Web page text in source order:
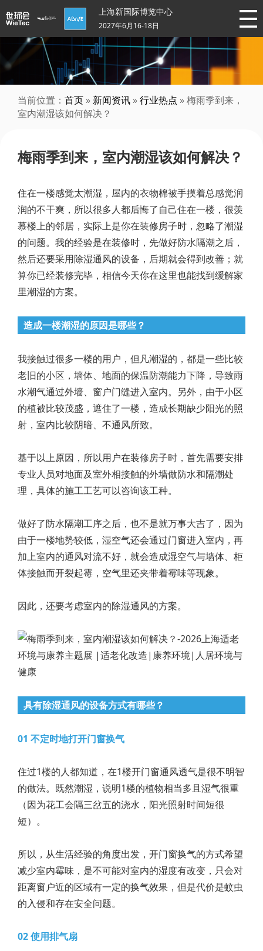
上海新国际博览中心
2027年6月16-18日
当前位置： 首页 » 新闻资讯 »行业热点 » 梅雨季到来，
室内潮湿该如何解决？
梅雨季到来，室内潮湿该如何解决？
住在一楼感觉太潮湿，屋内的衣物棉被手摸着总感觉润
润的不干爽，所以很多人都后悔了自己住在一楼，很羡
慕楼上的邻居，实际上是你在装修房子时，忽略了潮湿
的问题。我的经验是在装修时，先做好防水隔潮之后，
然后还要采用除湿通风的设备，后期就会得到改善；就
算你已经装修完毕，相信今天你在这里也能找到缓解家
里潮湿的方案。
造成一楼潮湿的原因是哪些？
我接触过很多一楼的用户，但凡潮湿的，都是一些比较
老旧的小区，墙体、地面的保温防潮能力下降，导致雨
水潮气通过外墙、窗户门缝进入室内。另外，由于小区
的植被比较茂盛，遮住了一楼，造成长期缺少阳光的照
射，室内比较阴暗、不通风所致。
基于以上原因，所以用户在装修房子时，首先需要安排
专业人员对地面及室外相接触的外墙做防水和隔潮处
理，具体的施工工艺可以咨询该工种。
做好了防水隔潮工序之后，也不是就万事大吉了，因为
由于一楼地势较低，湿空气还会通过门窗进入室内，再
加上室内的通风对流不好，就会造成湿空气与墙体、柜
体接触而开裂起霉，空气里还夹带着霉味等现象。
因此，还要考虑室内的除湿通风的方案。
具有除湿通风的设备方式有哪些？
01 不定时地打开门窗换气
住过1楼的人都知道，在1楼开门窗通风透气是很不明智
的做法。既然潮湿，说明1楼的植物相当多且湿气很重
（因为花工会隔三岔五的浇水，阳光照射时间短很
短）。
所以，从生活经验的角度出发，开门窗换气的方式希望
减少室内霉味，是不可能对室内的湿度有改变，只会对
距离窗户近的区域有一定的换气效果，但是代价是蚊虫
的入侵和存在安全问题。
02 使用排气扇